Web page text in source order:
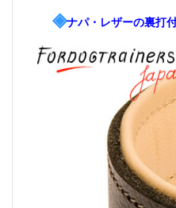
◈ナパ・レザーの裏打